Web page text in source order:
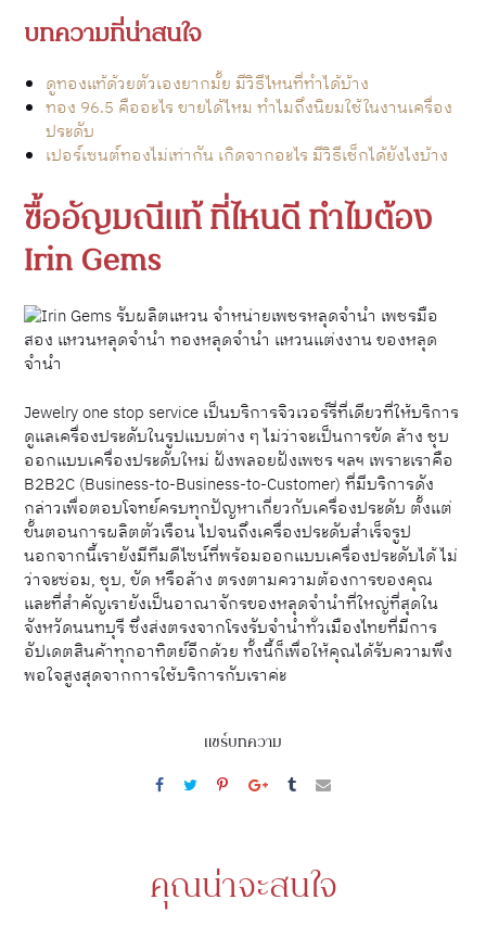
บทความที่น่าสนใจ
ดูทองแท้ด้วยตัวเองยากมั้ย มีวิธีไหนที่ทำได้บ้าง
ทอง 96.5 คืออะไร ขายได้ไหม ทำไมถึงนิยมใช้ในงานเครื่อง
ประดับ
เปอร์เซนต์ทองไม่เท่ากัน เกิดจากอะไร มีวิธีเช็กได้ยังไงบ้าง
ซื้ออัญมณีแท้ ที่ไหนดี ทำไมต้อง
Irin Gems
Jewelry one stop service เป็นบริการจิวเวอร์รี่ที่เดียวที่ให้บริการ
ดูแลเครื่องประดับในรูปแบบต่าง ๆ ไม่ว่าจะเป็นการขัด ล้าง ชุบ
ออกแบบเครื่องประดับใหม่ ฝังพลอยฝังเพชร ฯลฯ เพราะเราคือ
B2B2C (Business-to-Business-to-Customer) ที่มีบริการดัง
กล่าวเพื่อตอบโจทย์ครบทุกปัญหาเกี่ยวกับเครื่องประดับ ตั้งแต่
ขั้นตอนการผลิตตัวเรือน ไปจนถึงเครื่องประดับสำเร็จรูป
นอกจากนี้เรายังมีทีมดีไซน์ที่พร้อมออกแบบเครื่องประดับได้ ไม่
ว่าจะซ่อม, ชุบ, ขัด หรือล้าง ตรงตามความต้องการของคุณ
และที่สำคัญเรายังเป็นอาณาจักรของหลุดจำนำที่ใหญ่ที่สุดใน
จังหวัดนนทบุรี ซึ่งส่งตรงจากโรงรับจำนำทั่วเมืองไทยที่มีการ
อัปเดตสินค้าทุกอาทิตย์อีกด้วย ทั้งนี้ก็เพื่อให้คุณได้รับความพึง
พอใจสูงสุดจากการใช้บริการกับเราค่ะ
แชร์บทความ
คุณน่าจะสนใจ